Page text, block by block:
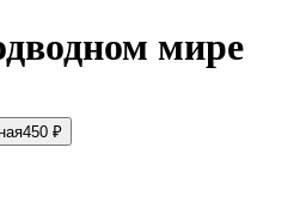
мире
450 ₽